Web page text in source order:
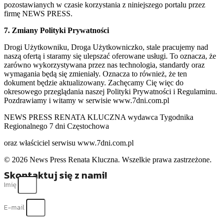
pozostawianych w czasie korzystania z niniejszego portalu przez
firmę NEWS PRESS.
7. Zmiany Polityki Prywatności
Drogi Użytkowniku, Droga Użytkowniczko, stale pracujemy nad
naszą ofertą i staramy się ulepszać oferowane usługi. To oznacza, że
zarówno wykorzystywana przez nas technologia, standardy oraz
wymagania będą się zmieniały. Oznacza to również, że ten
dokument będzie aktualizowany. Zachęcamy Cię więc do
okresowego przeglądania naszej Polityki Prywatności i Regulaminu.
Pozdrawiamy i witamy w serwisie www.7dni.com.pl
NEWS PRESS RENATA KLUCZNA wydawca Tygodnika
Regionalnego 7 dni Częstochowa
oraz właściciel serwisu www.7dni.com.pl
© 2026 News Press Renata Kluczna. Wszelkie prawa zastrzeżone.
Skontaktuj się z nami!
Imię
E-mail